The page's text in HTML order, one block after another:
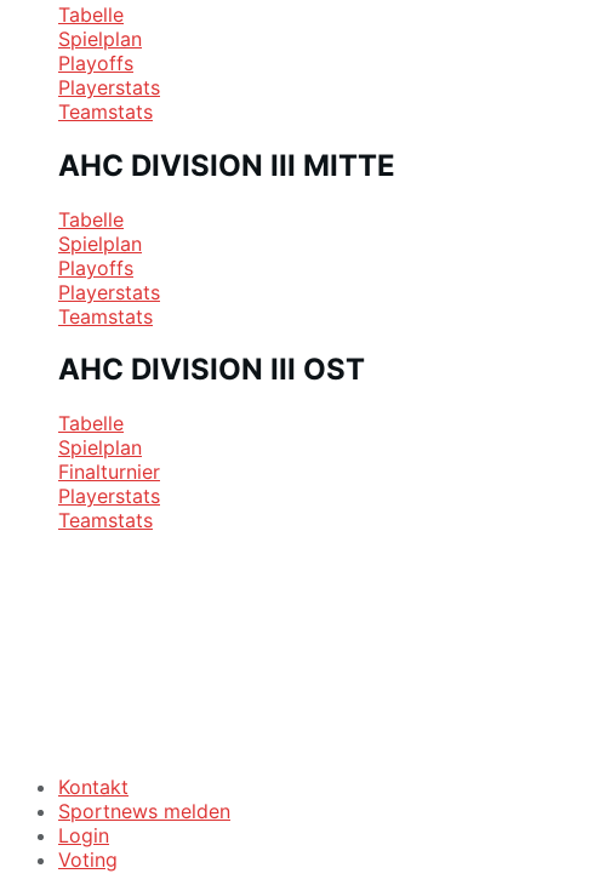
Tabelle
Spielplan
Playoffs
Playerstats
Teamstats
AHC DIVISION III MITTE
Tabelle
Spielplan
Playoffs
Playerstats
Teamstats
AHC DIVISION III OST
Tabelle
Spielplan
Finalturnier
Playerstats
Teamstats
Kontakt
Sportnews melden
Login
Voting